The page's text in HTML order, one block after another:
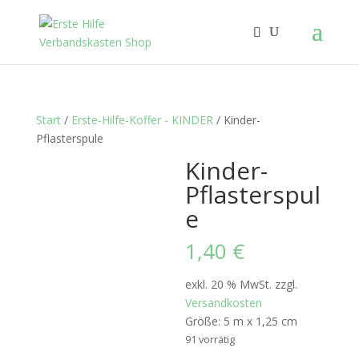
Start/ Erste-Hilfe-Koffer - KINDER/ Kinder-
Pflasterspule
Kinder-
Pflasterspul
e
1,40 €
exkl. 20 % MwSt. zzgl.
Versandkosten
Größe: 5 m x 1,25 cm
91 vorrätig